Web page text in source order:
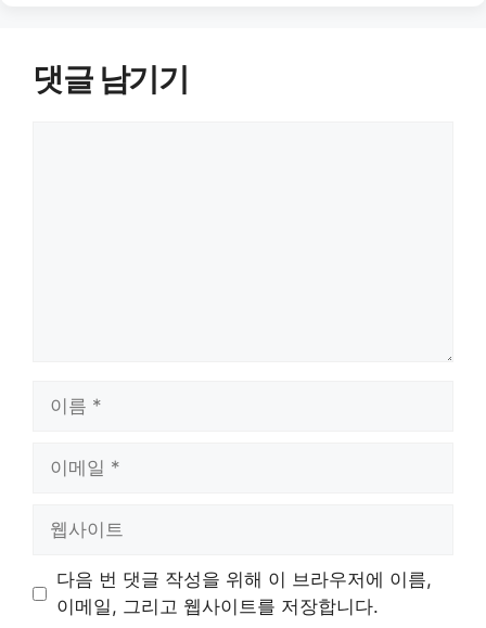
댓글 남기기
트
다음 번 댓글 작성을 위해 이 브라우저에 이름,
이메일, 그리고 웹사이트를 저장합니다.